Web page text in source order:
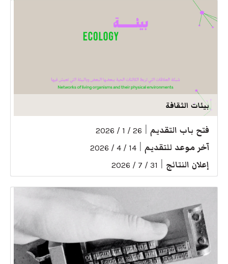
بيئات الثقافة
فتح باب التقديم 26 / 1 / 2026
آخر موعد للتقديم 14 / 4 / 2026
إعلان النتائج 31 / 7 / 2026